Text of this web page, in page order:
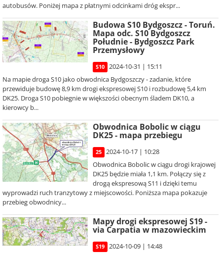
autobusów. Poniżej mapa z płatnymi odcinkami dróg ekspr...
Budowa S10 Bydgoszcz - Toruń.
Mapa odc. S10 Bydgoszcz
Południe - Bydgoszcz Park
Przemysłowy
S10
2024-10-31 | 15:11
Na mapie droga S10 jako obwodnica Bydgoszczy - zadanie, które
przewiduje budowę 8,9 km drogi ekspresowej S10 i rozbudowę 5,4 km
DK25. Droga S10 pobiegnie w większości obecnym śladem DK10, a
kierowcy b...
Obwodnica Bobolic w ciągu
DK25 - mapa przebiegu
25
2024-10-17 | 10:28
Obwodnica Bobolic w ciągu drogi krajowej
DK25 będzie miała 1,1 km. Połączy się z
drogą ekspresową S11 i dzięki temu
wyprowadzi ruch tranzytowy z miejscowości. Poniższa mapa pokazuje
przebieg obwodnicy...
Mapy drogi ekspresowej S19 -
via Carpatia w mazowieckim
S19
2024-10-09 | 14:48